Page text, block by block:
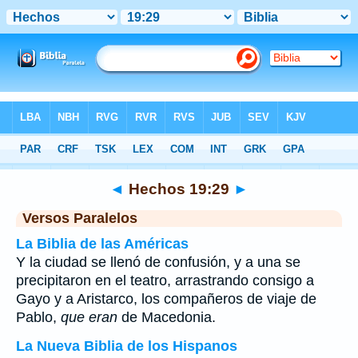
>Hechos Capítulo 19 > Verso 29
◄ Hechos 19:29 ►
Versos Paralelos
La Biblia de las Américas
Y la ciudad se llenó de confusión, y a una se
precipitaron en el teatro, arrastrando consigo a
Gayo y a Aristarco, los compañeros de viaje de
Pablo, que eran de Macedonia.
La Nueva Biblia de los Hispanos